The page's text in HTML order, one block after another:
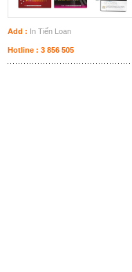
Add : In Tiến Loan
Hotline : 3 856 505